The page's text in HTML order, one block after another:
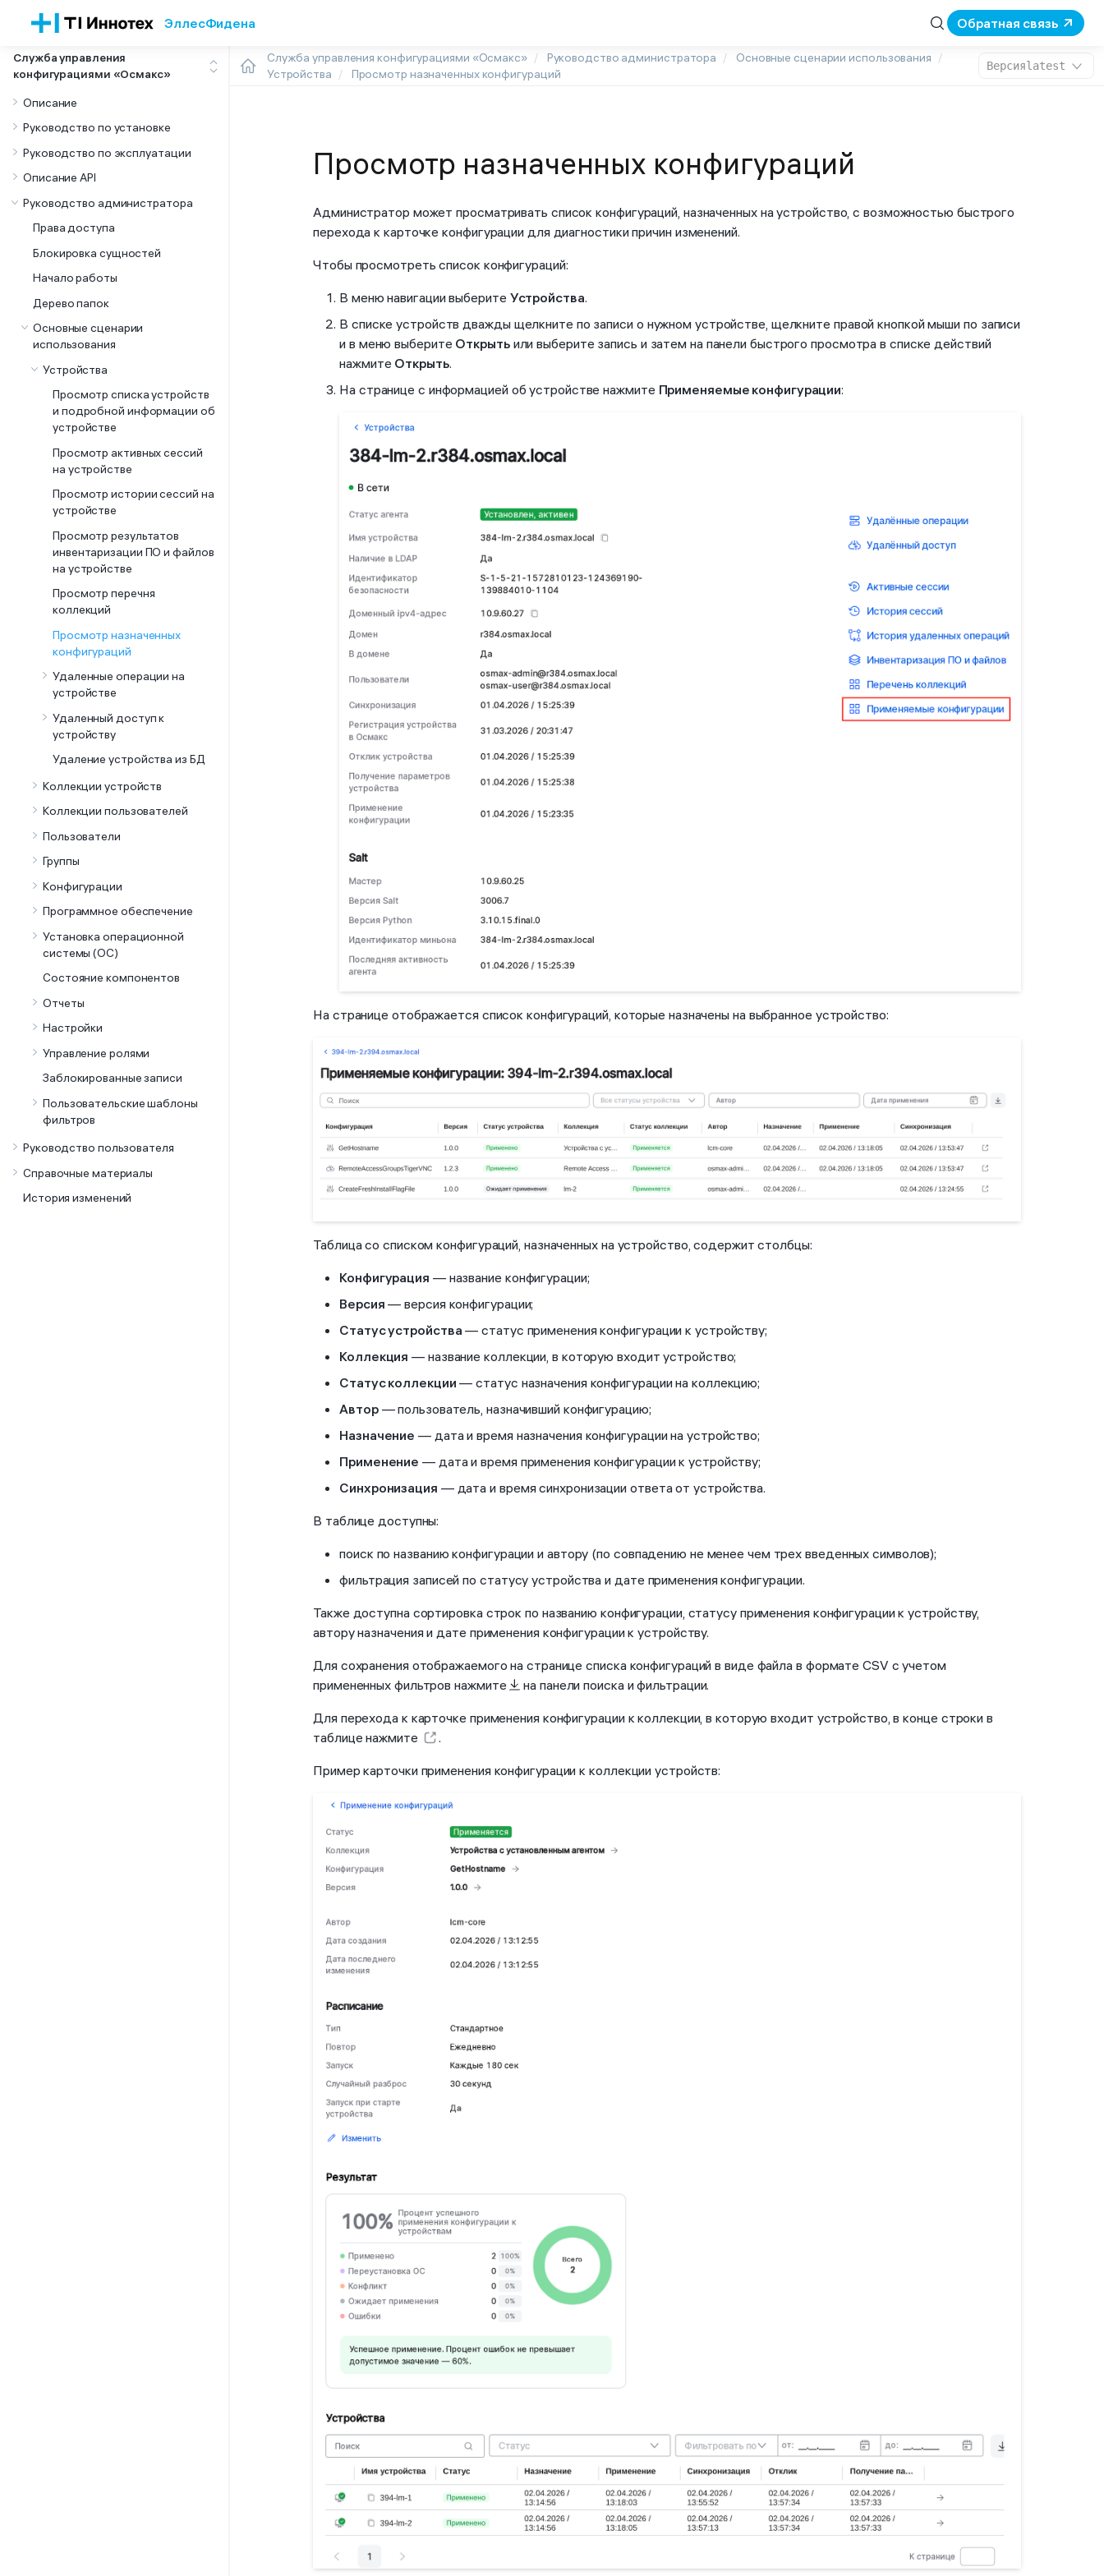
ЭллесФидена Обратная связь
Служба управления
конфигурациями «Осмакс»
Описание
Руководство по установке
Руководство по эксплуатации
Описание API
Руководство администратора
Права доступа
Блокировка сущностей
Начало работы
Дерево папок
Основные сценарии
использования
Устройства
Просмотр списка устройств
и подробной информации об
устройстве
Просмотр активных сессий
на устройстве
Просмотр истории сессий на
устройстве
Просмотр результатов
инвентаризации ПО и файлов
на устройстве
Просмотр перечня
коллекций
Просмотр назначенных
конфигураций
Удаленные операции на
устройстве
Удаленный доступ к
устройству
Удаление устройства из БД
Коллекции устройств
Коллекции пользователей
Пользователи
Группы
Конфигурации
Программное обеспечение
Установка операционной
системы (ОС)
Состояние компонентов
Отчеты
Настройки
Управление ролями
Заблокированные записи
Пользовательские шаблоны
фильтров
Руководство пользователя
Справочные материалы
История изменений
Служба управления конфигурациями «Осмакс» Руководство администратора
Основные сценарии использования
Устройства
Просмотр назначенных конфигураций
Версияlatest
Просмотр назначенных конфигураций
Администратор может просматривать список конфигураций, назначенных на устройство, с возможностью быстрого
перехода к карточке конфигурации для диагностики причин изменений.
Чтобы просмотреть список конфигураций:
В меню навигации выберите Устройства.
В списке устройств дважды щелкните по записи о нужном устройстве, щелкните правой кнопкой мыши по записи
и в меню выберите Открытьили выберите запись и затем на панели быстрого просмотра в списке действий
нажмите Открыть.
На странице с информацией об устройстве нажмите Применяемые конфигурации:
На странице отображается список конфигураций, которые назначены на выбранное устройство:
Таблица со списком конфигураций, назначенных на устройство, содержит столбцы:
Конфигурация — название конфигурации;
Версия — версия конфигурации;
Статус устройства — статус применения конфигурации к устройству;
Коллекция — название коллекции, в которую входит устройство;
Статус коллекции — статус назначения конфигурации на коллекцию;
Автор— пользователь, назначивший конфигурацию;
Назначение — дата и время назначения конфигурации на устройство;
Применение — дата и время применения конфигурации к устройству;
Синхронизация — дата и время синхронизации ответа от устройства.
В таблице доступны:
поиск по названию конфигурации и автору (по совпадению не менее чем трех введенных символов);
фильтрация записей по статусу устройства и дате применения конфигурации.
Также доступна сортировка строк по названию конфигурации, статусу применения конфигурации к устройству,
автору назначения и дате применения конфигурации к устройству.
Для сохранения отображаемого на странице списка конфигураций в виде файла в формате CSV с учетом
примененных фильтров нажмите
на панели поиска и фильтрации.
Для перехода к карточке применения конфигурации к коллекции, в которую входит устройство, в конце строки в
таблице нажмите
.
Пример карточки применения конфигурации к коллекции устройств: